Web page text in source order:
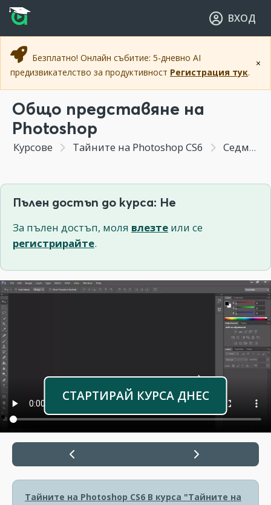
Прескочи към основното съдържание
Прескочи към навигацията
ВХОД
×
Безплатно! Онлайн събитие: 5-дневно AI
предизвикателство за продуктивност Регистрация тук.
Общо представяне на
Photoshop
Курсове Тайните на Photoshop CS6 Седмица 1 - Общо въведение и Навигация
Пълен достъп до курса: Не
За пълен достъп, моля влезте или се
регистрирайте.
СТАРТИРАЙ КУРСА ДНЕС
Тайните на Photoshop CS6 В курса "Тайните на